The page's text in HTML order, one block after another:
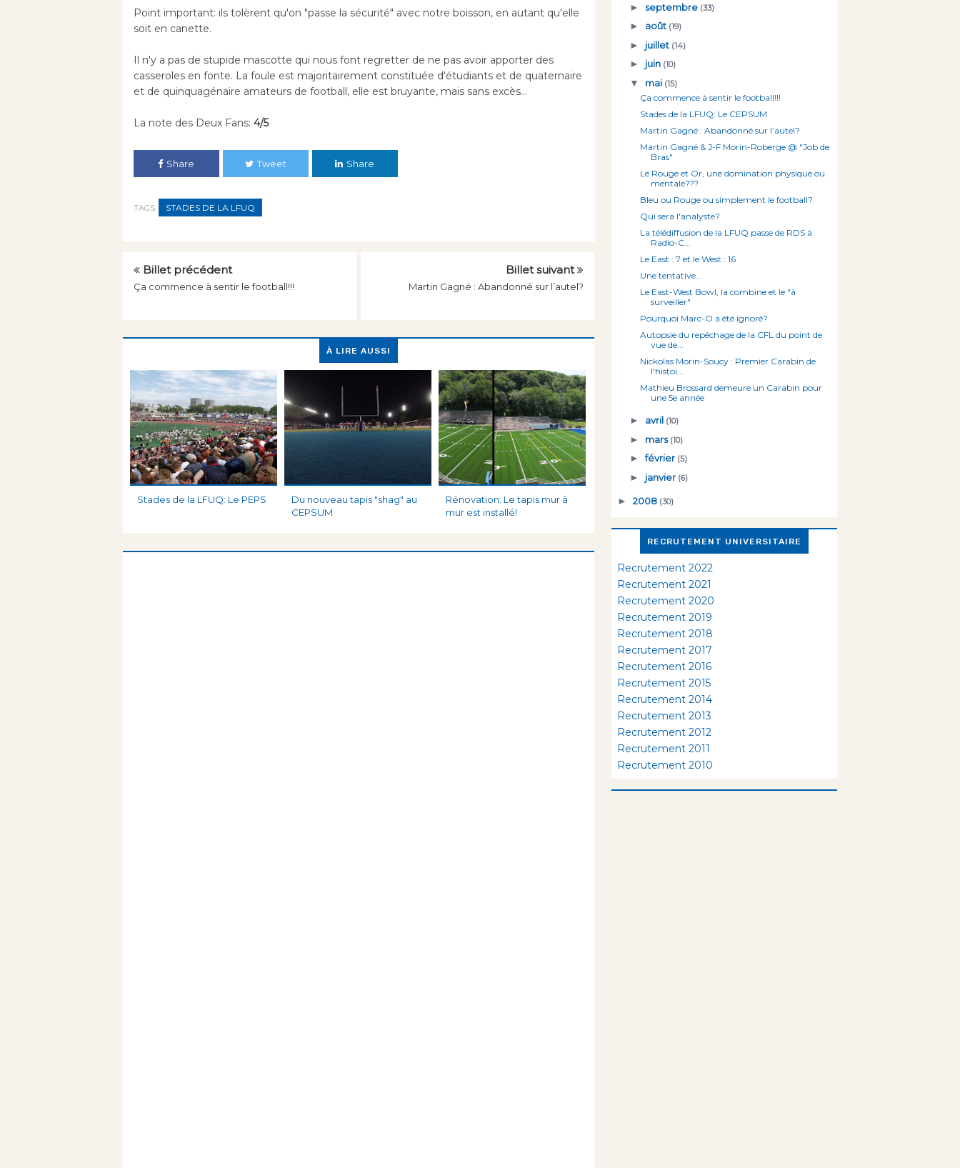
Point important: ils tolèrent qu'on "passe la sécurité" avec notre boisson, en autant qu'elle
soit en canette.
Il n'y a pas de stupide mascotte qui nous font regretter de ne pas avoir apporter des
casseroles en fonte. La foule est majoritairement constituée d'étudiants et de quaternaire
et de quinquagénaire amateurs de football, elle est bruyante, mais sans excès...
La note des Deux Fans: 4/5
Share Tweet Share
TAGS: STADES DE LA LFUQ
Billet précédent
Ça commence à sentir le football!!!
Billet suivant
Martin Gagné : Abandonné sur l’autel?
À LIRE AUSSI
Stades de la LFUQ: Le PEPS
Du nouveau tapis "shag" au
CEPSUM
Rénovation: Le tapis mur à
mur est installé!
► septembre (33)
► août (19)
► juillet (14)
► juin (10)
▼ mai (15)
Ça commence à sentir le football!!!
Stades de la LFUQ: Le CEPSUM
Martin Gagné : Abandonné sur l’autel?
Martin Gagné & J-F Morin-Roberge @ "Job de
Bras"
Le Rouge et Or, une domination physique ou
mentale???
Bleu ou Rouge ou simplement le football?
Qui sera l'analyste?
La télédiffusion de la LFUQ passe de RDS à
Radio-C...
Le East : 7 et le West : 16
Une tentative...
Le East-West Bowl, la combine et le "à
surveiller"
Pourquoi Marc-O a été ignoré?
Autopsie du repêchage de la CFL du point de
vue de...
Nickolas Morin-Soucy : Premier Carabin de
l'histoi...
Mathieu Brossard demeure un Carabin pour
une 5e année
► avril (10)
► mars (10)
►février (5)
► janvier (6)
► 2008 (30)
RECRUTEMENT UNIVERSITAIRE
Recrutement 2022
Recrutement 2021
Recrutement 2020
Recrutement 2019
Recrutement 2018
Recrutement 2017
Recrutement 2016
Recrutement 2015
Recrutement 2014
Recrutement 2013
Recrutement 2012
Recrutement 2011
Recrutement 2010